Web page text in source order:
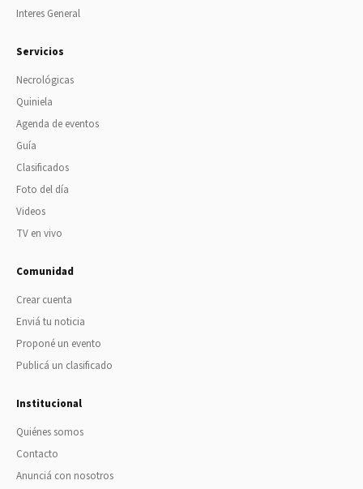
Interes General
Servicios
Necrológicas
Quiniela
Agenda de eventos
Guía
Clasificados
Foto del día
Videos
TV en vivo
Comunidad
Crear cuenta
Enviá tu noticia
Proponé un evento
Publicá un clasificado
Institucional
Quiénes somos
Contacto
Anunciá con nosotros